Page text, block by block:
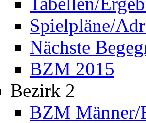
Spielpläne/
Nächste
BZM 2015
Bezirk 2
BZM Männer/